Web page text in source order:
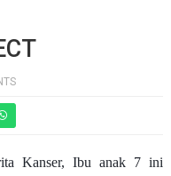
Kanser, Ibu anak 7 ini